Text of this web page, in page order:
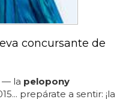
concursante de
— la pelopony
prepárate a sentir: ¡la